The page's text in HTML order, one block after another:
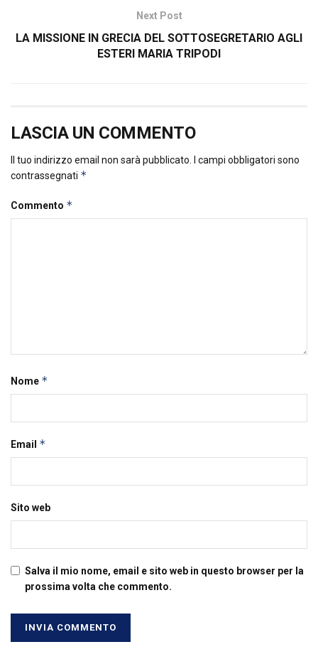
Next Post
LA MISSIONE IN GRECIA DEL SOTTOSEGRETARIO AGLI
ESTERI MARIA TRIPODI
LASCIA UN COMMENTO
Il tuo indirizzo email non sarà pubblicato. I campi obbligatori sono
contrassegnati *
Commento *
Nome *
Email *
Sito web
Salva il mio nome, email e sito web in questo browser per la
prossima volta che commento.